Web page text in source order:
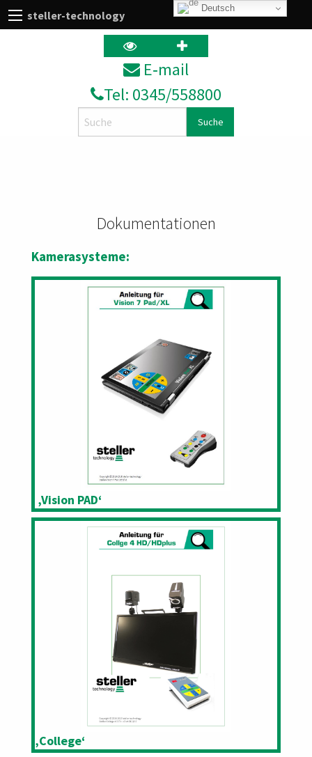
steller-technology
E‑mail
Tel: 0345/558800
Dokumentationen
Kamerasysteme:
‚Vision PAD‘
‚College‘
Deutsch